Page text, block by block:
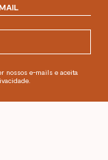
nossos e-mails e aceita